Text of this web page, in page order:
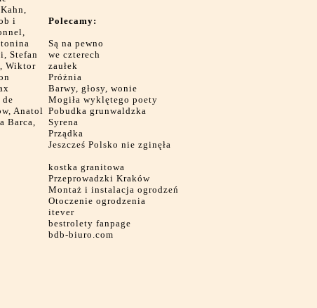
i
Stefan
Wiktor
Anatol
Barca,
Polecamy:
Są na pewno
we czterech
zaułek
Próżnia
Barwy, głosy, wonie
Mogiła wyklętego poety
Pobudka grunwaldzka
Syrena
Prządka
Jeszcześ Polsko nie zginęła
kostka granitowa
Przeprowadzki Kraków
Montaż i instalacja ogrodzeń
Otoczenie ogrodzenia
itever
bestrolety fanpage
bdb-biuro.com